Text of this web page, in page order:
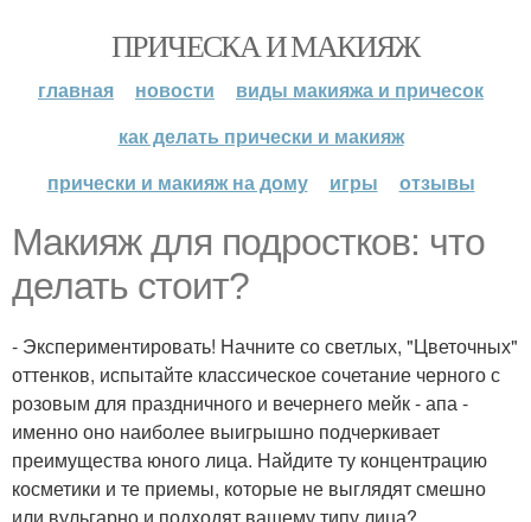
ПРИЧЕСКА И МАКИЯЖ
главная новости
виды макияжа и причесок
как делать прически и макияж
прически и макияж на дому
игры отзывы
Макияж для подростков: что
делать стоит?
- Экспериментировать! Начните со светлых, "Цветочных"
оттенков, испытайте классическое сочетание черного с
розовым для праздничного и вечернего мейк - апа -
именно оно наиболее выигрышно подчеркивает
преимущества юного лица. Найдите ту концентрацию
косметики и те приемы, которые не выглядят смешно